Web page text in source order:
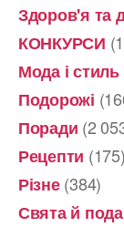
Здоров'я та
КОНКУРСИ
Мода і стиль
Подорожі
Поради (2
Рецепти (175)
Різне(384)
Свята й